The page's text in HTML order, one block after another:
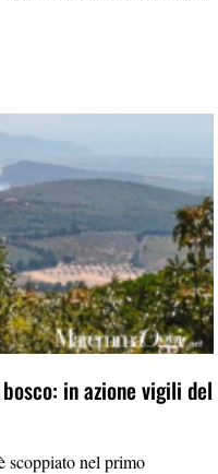
in azione vigili del
nel primo